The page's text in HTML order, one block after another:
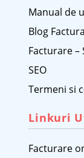
Manual de
Blog
Facturare –
SEO
Termeni si
Linkuri
Facturare